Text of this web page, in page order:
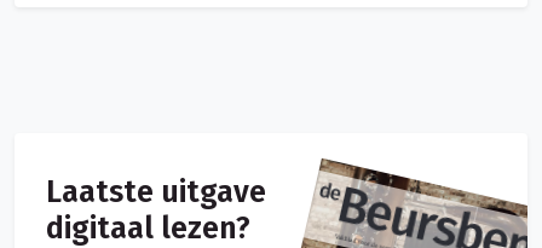
Laatste uitgave
digitaal lezen?